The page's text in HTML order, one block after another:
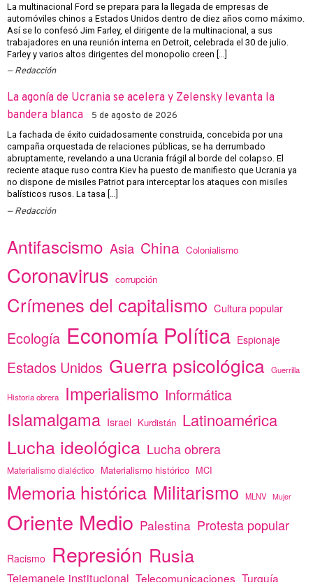
La multinacional Ford se prepara para la llegada de empresas de
automóviles chinos a Estados Unidos dentro de diez años como máximo.
Así se lo confesó Jim Farley, el dirigente de la multinacional, a sus
trabajadores en una reunión interna en Detroit, celebrada el 30 de julio.
Farley y varios altos dirigentes del monopolio creen […]
Redacción
La agonía de Ucrania se acelera y Zelensky levanta la
bandera blanca
5 de agosto de 2026
La fachada de éxito cuidadosamente construida, concebida por una
campaña orquestada de relaciones públicas, se ha derrumbado
abruptamente, revelando a una Ucrania frágil al borde del colapso. El
reciente ataque ruso contra Kiev ha puesto de manifiesto que Ucrania ya
no dispone de misiles Patriot para interceptar los ataques con misiles
balísticos rusos. La tasa […]
Redacción
Antifascismo Asia China Colonialismo
Coronavirus corrupción
Crímenes del capitalismo Cultura popular
Ecología Economía Política Espionaje
Estados Unidos Guerra psicológica Guerrilla
Historia obrera Imperialismo Informática
Islamalgama Israel Kurdistán Latinoamérica
Lucha ideológica Lucha obrera
Materialismo dialéctico Materialismo histórico MCI
Memoria histórica Militarismo MLNV Mujer
Oriente Medio Palestina Protesta popular
Racismo Represión Rusia
Tejemaneje institucional Telecomunicaciones Turquía